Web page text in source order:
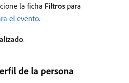
la ficha Filtros para
el evento.
.
de la persona